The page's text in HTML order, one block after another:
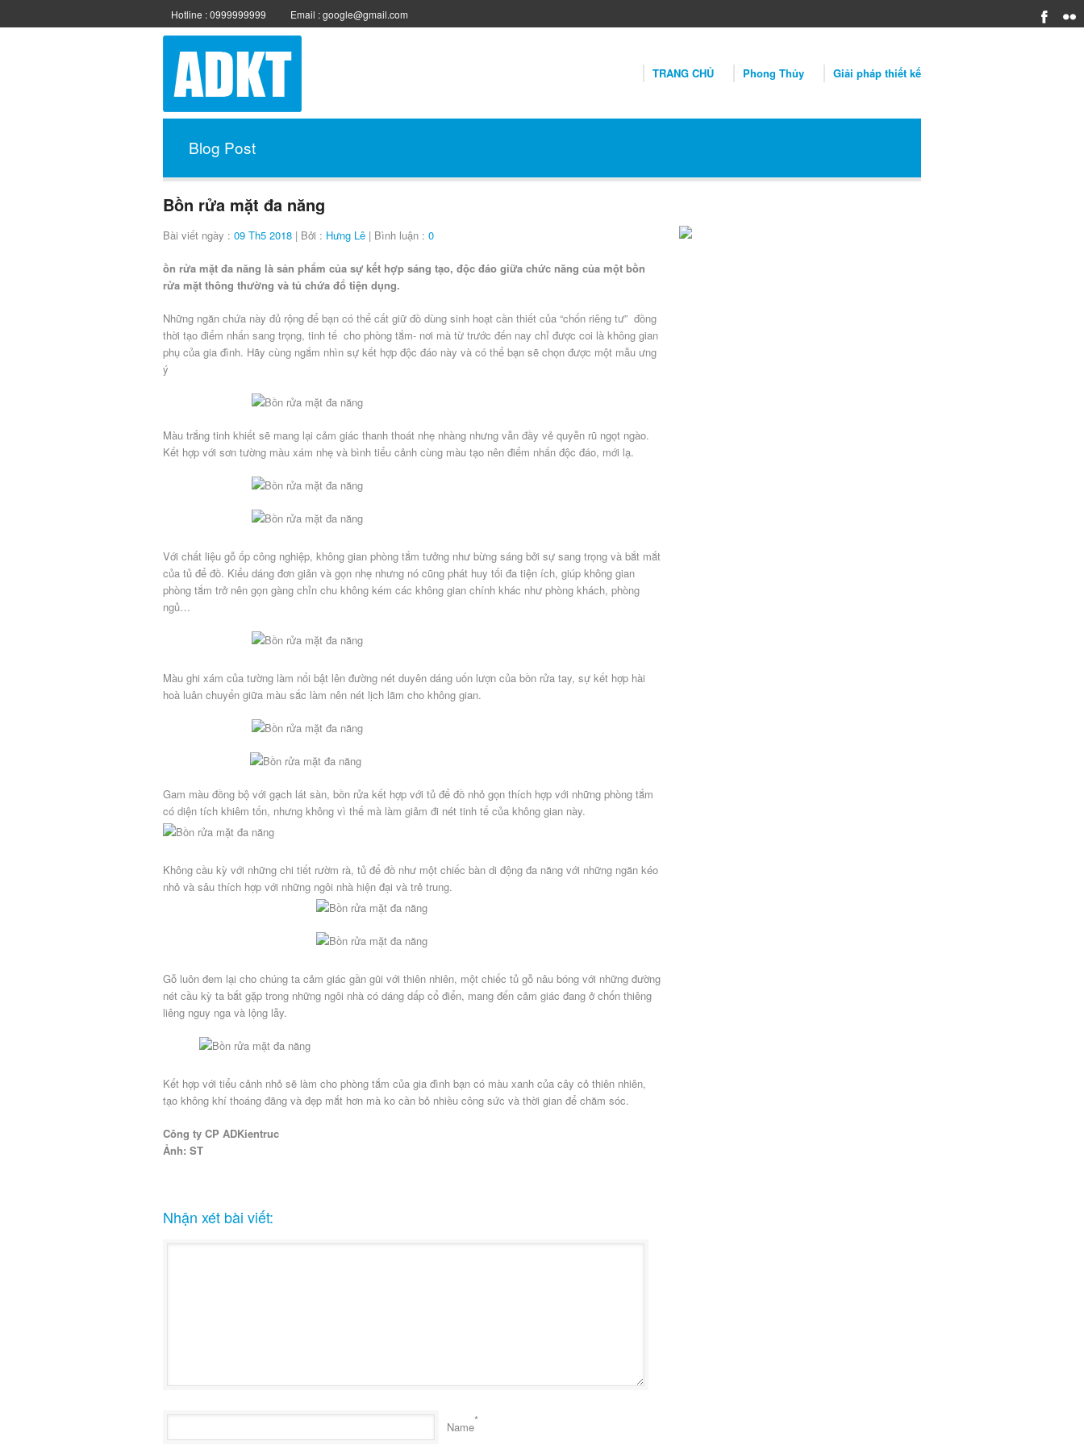
Hotline : 0999999999 Email : google@gmail.com
TRANG CHỦ Phong Thủy Giải pháp thiết kế
Blog Post
Bồn rửa mặt đa năng
Bài viết ngày : 09 Th5 2018 | Bởi : Hưng Lê | Bình luận : 0
ồn rửa mặt đa năng là sản phẩm của sự kết hợp sáng tạo, độc đáo giữa chức năng của một bồn
rửa mặt thông thường và tủ chứa đổ tiện dụng.
Những ngăn chứa này đủ rộng để bạn có thể cất giữ đồ dùng sinh hoạt cần thiết của “chốn riêng tư” đồng
thời tạo điểm nhấn sang trọng, tinh tế cho phòng tắm- nơi mà từ trước đến nay chỉ được coi là không gian
phụ của gia đình. Hãy cùng ngắm nhìn sự kết hợp độc đáo này và có thể bạn sẽ chọn được một mẫu ưng
ý
Màu trắng tinh khiết sẽ mang lại cảm giác thanh thoát nhẹ nhàng nhưng vẫn đầy vẻ quyễn rũ ngọt ngào.
Kết hợp với sơn tường màu xám nhẹ và bình tiểu cảnh cùng màu tạo nên điểm nhấn độc đáo, mới lạ.
Với chất liệu gỗ ốp công nghiệp, không gian phòng tắm tưởng như bừng sáng bởi sự sang trọng và bắt mắt
của tủ để đồ. Kiểu dáng đơn giản và gọn nhẹ nhưng nó cũng phát huy tối đa tiện ích, giúp không gian
phòng tắm trở nên gọn gàng chỉn chu không kém các không gian chính khác như phòng khách, phòng
ngủ…
Màu ghi xám của tường làm nổi bật lên đường nét duyên dáng uốn lượn của bồn rửa tay, sự kết hợp hài
hoà luân chuyển giữa màu sắc làm nên nét lịch lãm cho không gian.
Gam màu đồng bộ với gạch lát sàn, bồn rửa kết hợp với tủ để đồ nhỏ gọn thích hợp với những phòng tắm
có diện tích khiêm tốn, nhưng không vì thế mà làm giảm đi nét tinh tế của không gian này.
Không cầu kỳ với những chi tiết rườm rà, tủ để đồ như một chiếc bàn di động đa năng với những ngăn kéo
nhỏ và sâu thích hợp với những ngôi nhà hiện đại và trẻ trung.
Gỗ luôn đem lại cho chúng ta cảm giác gần gũi với thiên nhiên, một chiếc tủ gỗ nâu bóng với những đường
nét cầu kỳ ta bắt gặp trong những ngôi nhà có dáng dấp cổ điển, mang đến cảm giác đang ở chốn thiêng
liêng nguy nga và lộng lẫy.
Kết hợp với tiểu cảnh nhỏ sẽ làm cho phòng tắm của gia đình bạn có màu xanh của cây cỏ thiên nhiên,
tạo không khí thoáng đãng và đẹp mắt hơn mà ko cần bỏ nhiều công sức và thời gian để chăm sóc.
Công ty CP ADKientruc
Ảnh: ST
Nhận xét bài viết:
Name*